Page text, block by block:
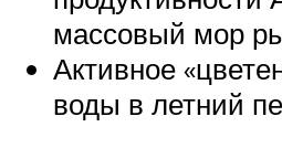
массовый мор
Активное
воды в летний